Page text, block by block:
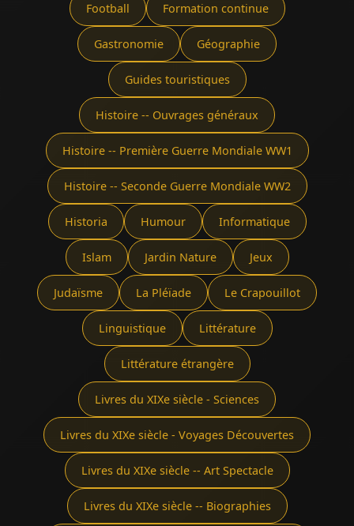
Football Formation continue
Gastronomie Géographie
Guides touristiques
Histoire -- Ouvrages généraux
Histoire -- Première Guerre Mondiale WW1
Histoire -- Seconde Guerre Mondiale WW2
Historia Humour Informatique
Islam Jardin Nature Jeux
Judaïsme La Pléïade Le Crapouillot
Linguistique Littérature
Littérature étrangère
Livres du XIXe siècle - Sciences
Livres du XIXe siècle - Voyages Découvertes
Livres du XIXe siècle -- Art Spectacle
Livres du XIXe siècle -- Biographies